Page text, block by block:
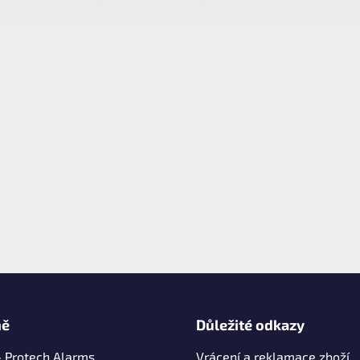
Protech Alarms
Důležité odkazy
Vrácení a reklamace zboží